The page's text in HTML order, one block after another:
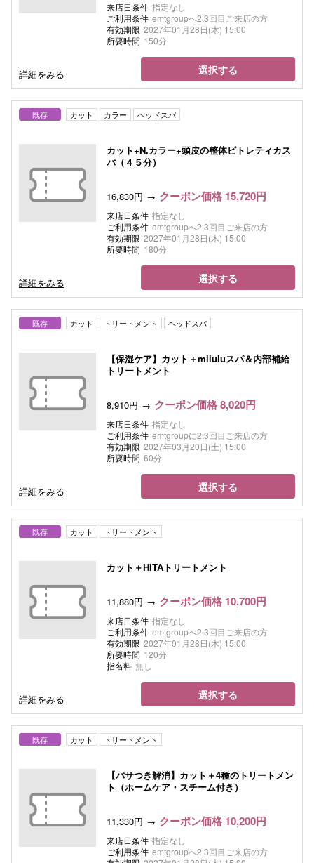
来店日条件 指定なし
ご利用条件 emtgroupへ2,3回目ご来店の方
有効期限 2027年01月28日(木) 15:00
所要時間 150分
詳細をみる 選択する
既存 カット カラー ヘッドスパ
カット+N.カラー+頭皮の整体ピトレティカス
パ（４５分）
16,830円 クーポン価格 15,720円
来店日条件 指定なし
ご利用条件 emtgroupへ2,3回目ご来店の方
有効期限 2027年01月28日(木) 15:00
所要時間 180分
詳細をみる 選択する
既存 カット トリートメント ヘッドスパ
【保湿ケア】カット＋miiuluスパ＆内部補給
トリートメント
8,910円 クーポン価格 8,020円
来店日条件 指定なし
ご利用条件 emtgroupに2.3回目ご来店の方
有効期限 2027年03月20日(土) 15:00
所要時間 60分
詳細をみる 選択する
既存 カット トリートメント
カット＋HITAトリートメント
11,880円 クーポン価格 10,700円
来店日条件 指定なし
ご利用条件 emtgroupへ2,3回目ご来店の方
有効期限 2027年01月28日(木) 15:00
所要時間 120分
指名料 無し
詳細をみる 選択する
既存 カット トリートメント
【パサつき解消】カット＋4種のトリートメン
ト（ホームケア・スチーム付き）
11,330円 クーポン価格 10,200円
来店日条件 指定なし
ご利用条件 emtgroupへ2,3回目ご来店の方